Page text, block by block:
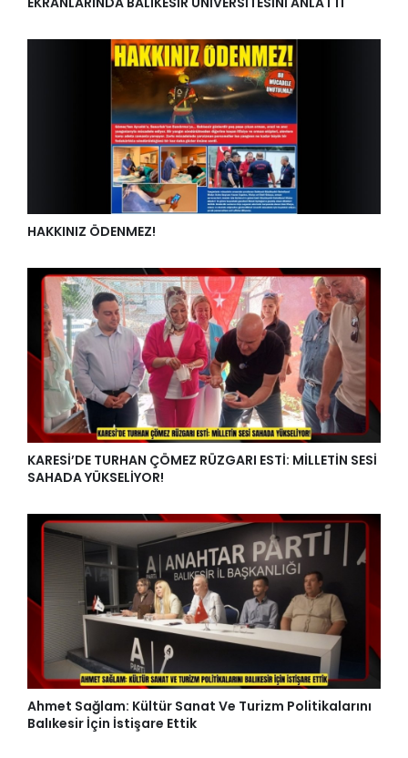
HAKKINIZ ÖDENMEZ!
KARESİ’DE TURHAN ÇÖMEZ RÜZGARI ESTİ: MİLLETİN SESİ
SAHADA YÜKSELİYOR!
Ahmet Sağlam: Kültür Sanat Ve Turizm Politikalarını
Balıkesir İçin İstişare Ettik